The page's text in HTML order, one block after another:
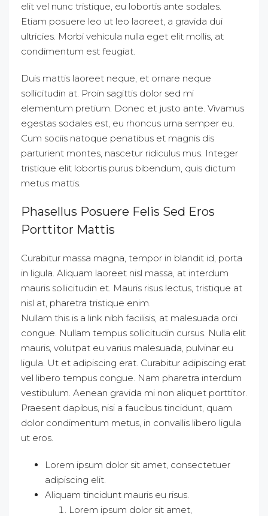
elit vel nunc tristique, eu lobortis ante sodales.
Etiam posuere leo ut leo laoreet, a gravida dui
ultricies. Morbi vehicula nulla eget elit mollis, at
condimentum est feugiat.
Duis mattis laoreet neque, et ornare neque
sollicitudin at. Proin sagittis dolor sed mi
elementum pretium. Donec et justo ante. Vivamus
egestas sodales est, eu rhoncus urna semper eu.
Cum sociis natoque penatibus et magnis dis
parturient montes, nascetur ridiculus mus. Integer
tristique elit lobortis purus bibendum, quis dictum
metus mattis.
Phasellus Posuere Felis Sed Eros
Porttitor Mattis
Curabitur massa magna, tempor in blandit id, porta
in ligula. Aliquam laoreet nisl massa, at interdum
mauris sollicitudin et. Mauris risus lectus, tristique at
nisl at, pharetra tristique enim.
Nullam this is a link nibh facilisis, at malesuada orci
congue. Nullam tempus sollicitudin cursus. Nulla elit
mauris, volutpat eu varius malesuada, pulvinar eu
ligula. Ut et adipiscing erat. Curabitur adipiscing erat
vel libero tempus congue. Nam pharetra interdum
vestibulum. Aenean gravida mi non aliquet porttitor.
Praesent dapibus, nisi a faucibus tincidunt, quam
dolor condimentum metus, in convallis libero ligula
ut eros.
Lorem ipsum dolor sit amet, consectetuer
adipiscing elit.
Aliquam tincidunt mauris eu risus.
Lorem ipsum dolor sit amet,